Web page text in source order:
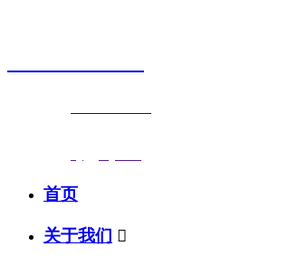
首页
关于我们 